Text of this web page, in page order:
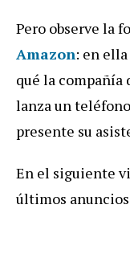
Pero observe la
Amazon: en
qué la
lanza un
presente su
En el siguiente
últimos